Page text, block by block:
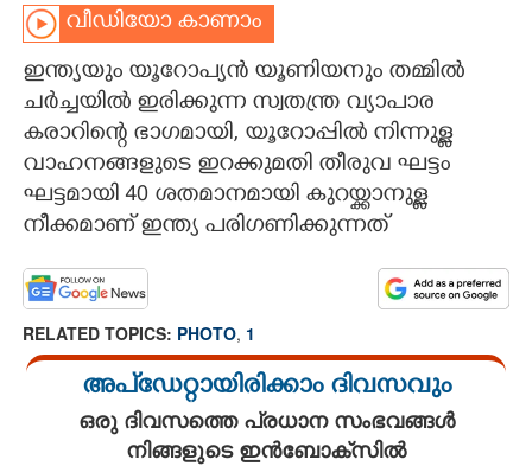
CARTOONS
LITERATURE
വീഡിയോ കാണാം
ഇന്ത്യയും യൂറോപ്യൻ യൂണിയനും തമ്മിൽ
ചർച്ചയിൽ ഇരിക്കുന്ന സ്വതന്ത്ര വ്യാപാര
കരാറിന്റെ ഭാഗമായി, യൂറോപ്പിൽ നിന്നുള്ള
വാഹനങ്ങളുടെ ഇറക്കുമതി തീരുവ ഘട്ടം
ഘട്ടമായി 40 ശതമാനമായി കുറയ്ക്കാനുള്ള
നീക്കമാണ് ഇന്ത്യ പരിഗണിക്കുന്നത്
RELATED TOPICS: PHOTO, 1
അപ്ഡേറ്റായിരിക്കാം ദിവസവും
ഒരു ദിവസത്തെ പ്രധാന സംഭവങ്ങൾ
നിങ്ങളുടെ ഇൻബോക്സിൽ